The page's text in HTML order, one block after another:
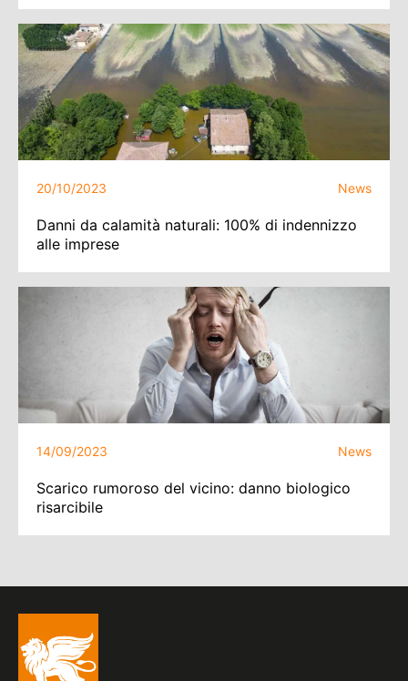
20/10/2023 News
Danni da calamità naturali: 100% di indennizzo
alle imprese
14/09/2023 News
Scarico rumoroso del vicino: danno biologico
risarcibile